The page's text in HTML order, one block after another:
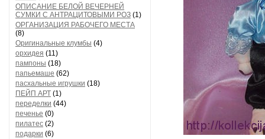
ОПИСАНИЕ БЕЛОЙ ВЕЧЕРНЕЙ
СУМКИ С АНТРАЦИТОВЫМИ РОЗ (1)
ОРГАНИЗАЦИЯ РАБОЧЕГО МЕСТА
(8)
Оригинальные клумбы (4)
орхидея (11)
пампоны (18)
папьемаше (62)
пасхальные игрушки (18)
ПЕЙП АРТ (1)
переделки (44)
печенье (0)
пилатес (2)
подарки (6)